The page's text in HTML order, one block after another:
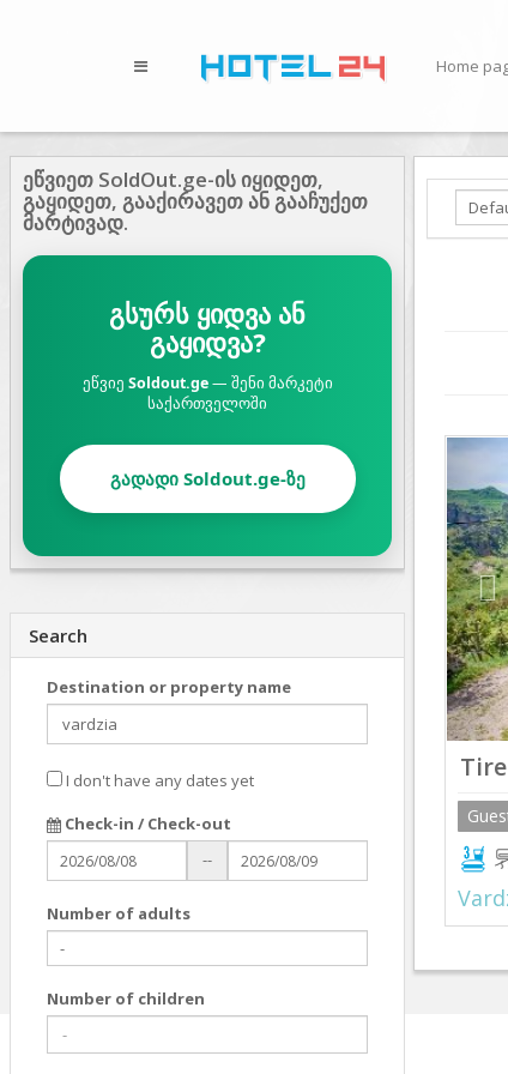
Home
ეწვიეთ SoldOut.ge-ის იყიდეთ,
გაყიდეთ, გააქირავეთ ან გააჩუქეთ
მარტივად.
გსურს ყიდვა ან
გაყიდვა?
ეწვიე Soldout.ge— შენი მარკეტი
საქართველოში
გადადი Soldout.ge-ზე
Search
Destination or property name
I don't have any dates yet
Check-in / Check-out
--
Number of adults
Number of children